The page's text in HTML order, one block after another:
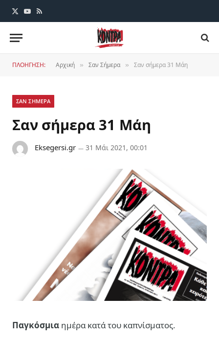
X
YouTube
RSS
ΠΛΟΗΓΗΣΗ: Αρχική » Σαν Σήμερα » Σαν σήμερα 31 Μάη
ΣΑΝ ΣΗΜΕΡΑ
Σαν σήμερα 31 Μάη
Eksegersi.gr 31 Μάι 2021, 00:01
Παγκόσμια ημέρα κατά του καπνίσματος.